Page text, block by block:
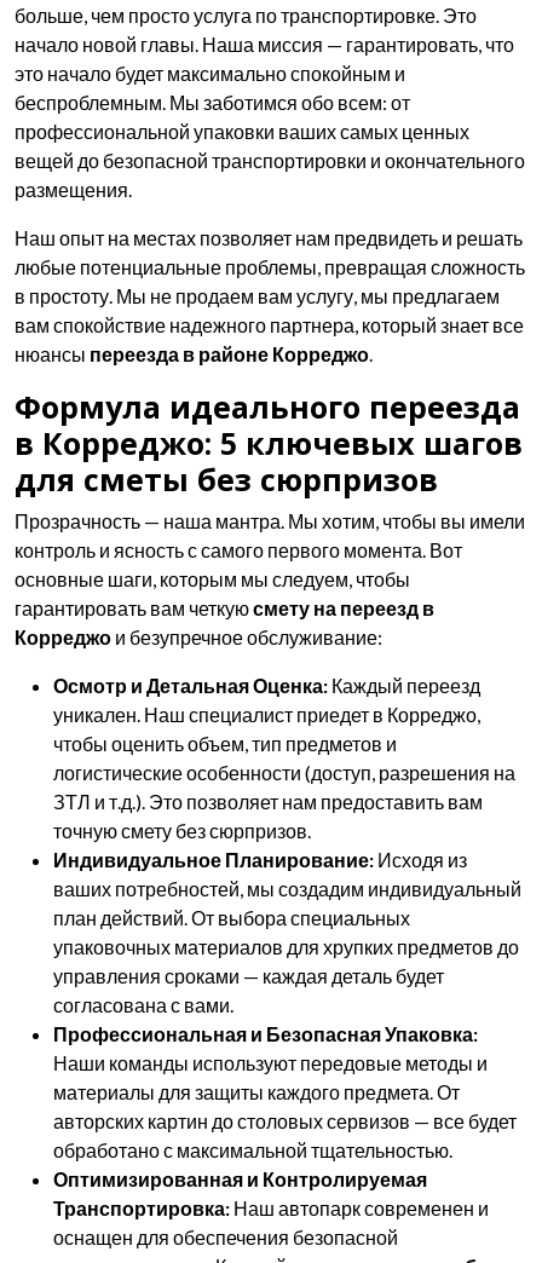
больше, чем просто услуга по транспортировке. Это
начало новой главы. Наша миссия — гарантировать, что
это начало будет максимально спокойным и
беспроблемным. Мы заботимся обо всем: от
профессиональной упаковки ваших самых ценных
вещей до безопасной транспортировки и окончательного
размещения.
Наш опыт на местах позволяет нам предвидеть и решать
любые потенциальные проблемы, превращая сложность
в простоту. Мы не продаем вам услугу, мы предлагаем
вам спокойствие надежного партнера, который знает все
нюансы переезда в районе Корреджо.
Формула идеального переезда
в Корреджо: 5 ключевых шагов
для сметы без сюрпризов
Прозрачность — наша мантра. Мы хотим, чтобы вы имели
контроль и ясность с самого первого момента. Вот
основные шаги, которым мы следуем, чтобы
гарантировать вам четкуюсмету на переезд в
Корреджо и безупречное обслуживание:
Осмотр и Детальная Оценка: Каждый переезд
уникален. Наш специалист приедет в Корреджо,
чтобы оценить объем, тип предметов и
логистические особенности (доступ, разрешения на
ЗТЛ и т.д.). Это позволяет нам предоставить вам
точную смету без сюрпризов.
Индивидуальное Планирование: Исходя из
ваших потребностей, мы создадим индивидуальный
план действий. От выбора специальных
упаковочных материалов для хрупких предметов до
управления сроками — каждая деталь будет
согласована с вами.
Профессиональная и Безопасная Упаковка:
Наши команды используют передовые методы и
материалы для защиты каждого предмета. От
авторских картин до столовых сервизов — все будет
обработано с максимальной тщательностью.
Оптимизированная и Контролируемая
Транспортировка: Наш автопарк современен и
оснащен для обеспечения безопасной